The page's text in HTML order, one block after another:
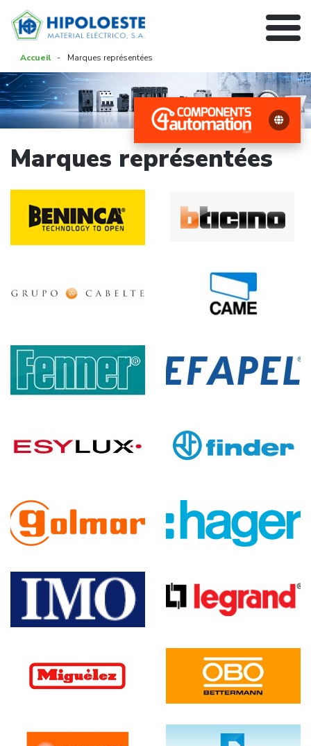
Accueil - Marques représentées
Marques représentées